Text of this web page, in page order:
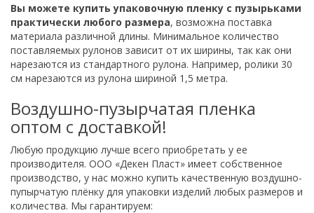
Вы можете купить упаковочную пленку с пузырьками
практически любого размера, возможна поставка
материала различной длины. Минимальное количество
поставляемых рулонов зависит от их ширины, так как они
нарезаются из стандартного рулона. Например, ролики 30
см нарезаются из рулона шириной 1,5 метра.
Воздушно-пузырчатая пленка
оптом с доставкой!
Любую продукцию лучше всего приобретать у ее
производителя. ООО «Декен Пласт» имеет собственное
производство, у нас можно купить качественную воздушно-
пупырчатую плёнку для упаковки изделий любых размеров и
количества. Мы гарантируем: